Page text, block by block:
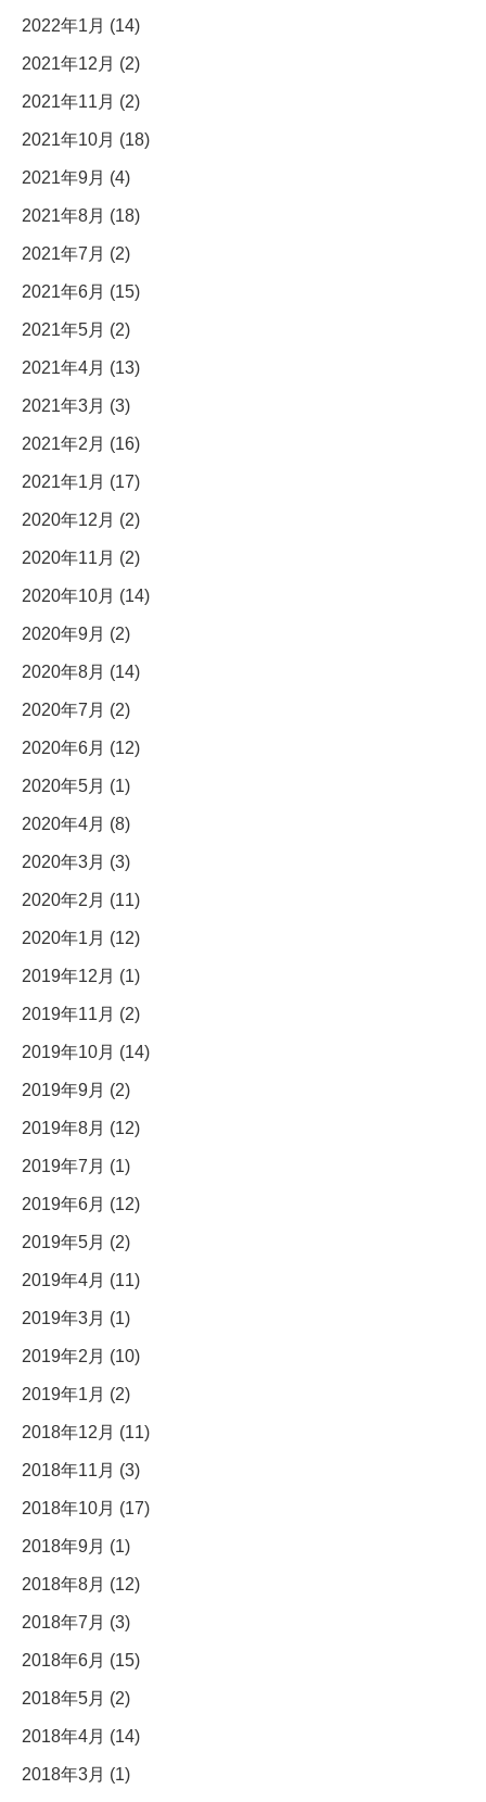
2022年1月 (14)
2021年12月 (2)
2021年11月 (2)
2021年10月 (18)
2021年9月 (4)
2021年8月 (18)
2021年7月 (2)
2021年6月 (15)
2021年5月 (2)
2021年4月 (13)
2021年3月 (3)
2021年2月 (16)
2021年1月 (17)
2020年12月 (2)
2020年11月 (2)
2020年10月 (14)
2020年9月 (2)
2020年8月 (14)
2020年7月 (2)
2020年6月 (12)
2020年5月 (1)
2020年4月 (8)
2020年3月 (3)
2020年2月 (11)
2020年1月 (12)
2019年12月 (1)
2019年11月 (2)
2019年10月 (14)
2019年9月 (2)
2019年8月 (12)
2019年7月 (1)
2019年6月 (12)
2019年5月 (2)
2019年4月 (11)
2019年3月 (1)
2019年2月 (10)
2019年1月 (2)
2018年12月 (11)
2018年11月 (3)
2018年10月 (17)
2018年9月 (1)
2018年8月 (12)
2018年7月 (3)
2018年6月 (15)
2018年5月 (2)
2018年4月 (14)
2018年3月 (1)